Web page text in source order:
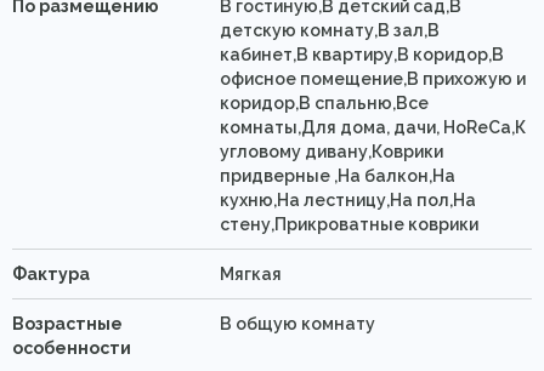
По размещению
В гостиную,В детский сад,В
детскую комнату,В зал,В
кабинет,В квартиру,В коридор,В
офисное помещение,В прихожую и
коридор,В спальню,Все
комнаты,Для дома, дачи, HoReCa,К
угловому дивану,Коврики
придверные ,На балкон,На
кухню,На лестницу,На пол,На
стену,Прикроватные коврики
Фактура Мягкая
Возрастные
особенности
В общую комнату